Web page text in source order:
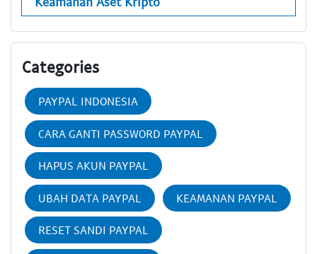
Categories
PAYPAL INDONESIA
CARA GANTI PASSWORD PAYPAL
HAPUS AKUN PAYPAL
UBAH DATA PAYPAL KEAMANAN PAYPAL
RESET SANDI PAYPAL